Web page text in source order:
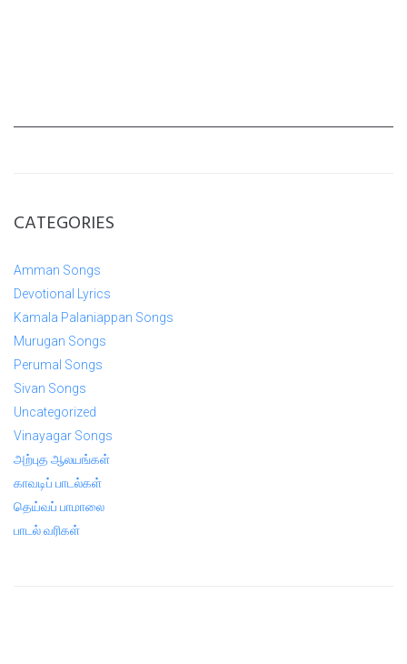
CATEGORIES
Amman Songs
Devotional Lyrics
Kamala Palaniappan Songs
Murugan Songs
Perumal Songs
Sivan Songs
Uncategorized
Vinayagar Songs
அற்புத ஆலயங்கள்
காவடிப் பாடல்கள்
தெய்வப் பாமாலை
பாடல் வரிகள்